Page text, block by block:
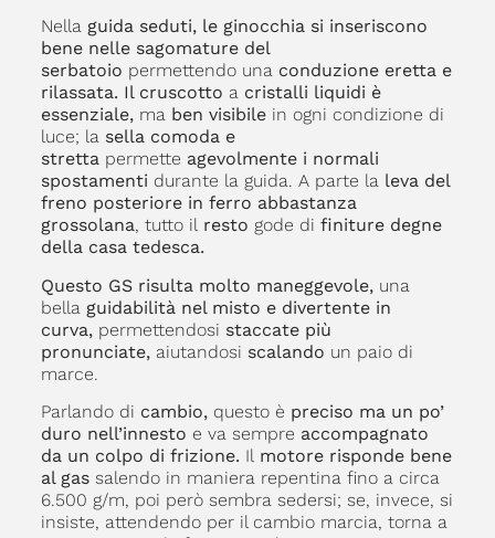
Nella guida seduti, le ginocchia si inseriscono
bene nelle sagomature del
serbatoio permettendo una conduzione eretta e
rilassata. Il cruscotto a cristalli liquidi è
essenziale,ma ben visibilein ogni condizione di
luce; la sella comoda e
strettapermette agevolmente i normali
spostamenti durante la guida. A parte la leva del
freno posteriore in ferro abbastanza
grossolana, tutto il resto gode di finiture degne
della casa tedesca.
Questo GS risulta molto maneggevole, una
bella guidabilità nel misto e divertente in
curva, permettendosi staccate più
pronunciate, aiutandosi scalando un paio di
marce.
Parlando di cambio,questo è preciso ma un po’
duro nell’innesto e va sempre accompagnato
da un colpo di frizione. Il motore risponde bene
al gassalendo in maniera repentina fino a circa
6.500 g/m, poi però sembra sedersi; se, invece, si
insiste, attendendo per il cambio marcia, torna a